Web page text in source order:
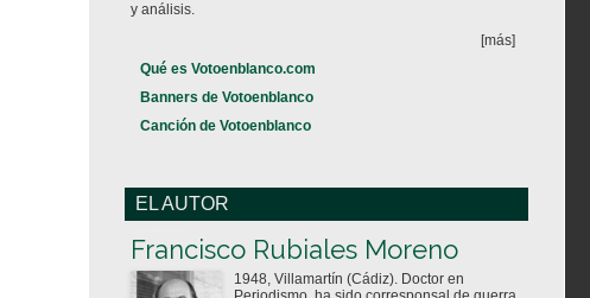
y análisis.
[más]
Qué es Votoenblanco.com
Banners de Votoenblanco
Canción de Votoenblanco
EL AUTOR
Francisco Rubiales Moreno
1948, Villamartín (Cádiz). Doctor en